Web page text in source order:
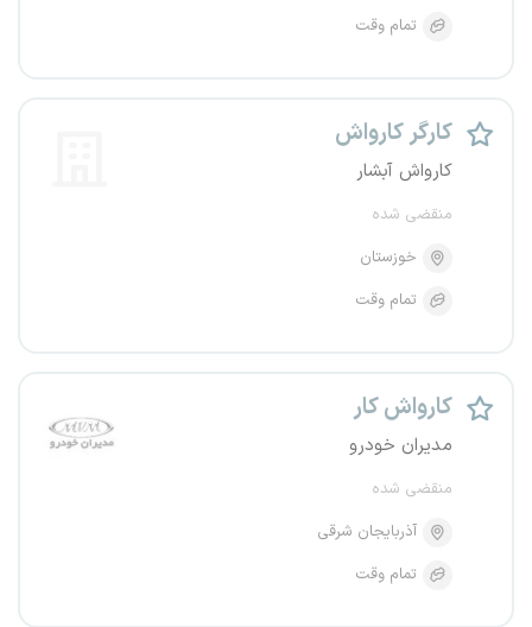
تمام وقت
کارگر کارواش
کارواش آبشار
منقضی شده
خوزستان
تمام وقت
کارواش کار
مدیران خودرو
منقضی شده
آذربایجان شرقی
تمام وقت